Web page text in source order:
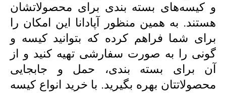
و کیسه‌های بسته بندی برای محصولاتشان
هستند. به همین منظور آپادانا این امکان را
برای شما فراهم کرده که بتوانید کیسه و
گونی را به صورت سفارشی تهیه کنید و از
آن برای بسته بندی، حمل و جابجایی
محصولاتتان بهره بگیرید. با خرید انواع کیسه